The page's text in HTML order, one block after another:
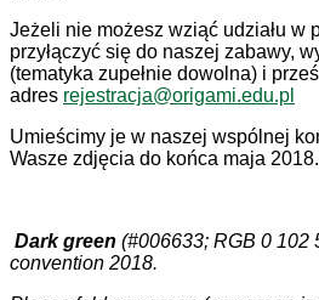
Jeżeli nie możesz wziąć udziału w
przyłączyć się do naszej zabawy,
(tematyka zupełnie dowolna) i
adres rejestracja@origami.edu.pl
Umieścimy je w naszej wspólnej
Wasze zdjęcia do końca maja 2018.
Dark green (#006633; RGB 0 102
convention 2018.